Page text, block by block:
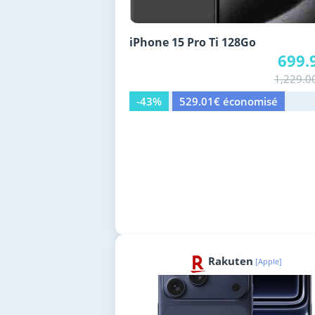
iPhone 15 Pro Ti 128Go
-43%
529.01€ économisé
Rakuten [Apple]